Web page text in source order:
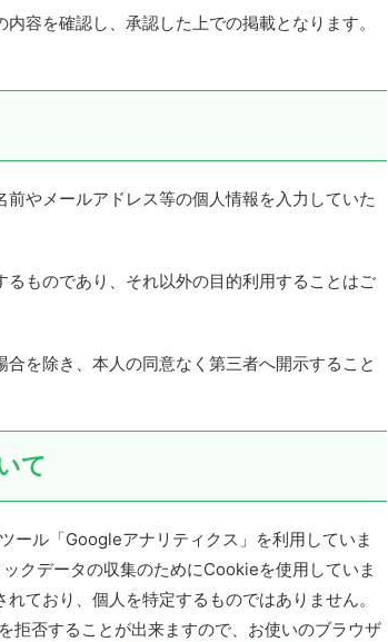
容を確認し、承認した上での掲載となります。
やメールアドレス等の個人情報を入力していた
ものであり、それ以外の目的利用することはご
を除き、本人の同意なく第三者へ開示すること
て
ール「Googleアナリティクス」を利用していま
クデータの収集のためにCookieを使用していま
ており、個人を特定するものではありません。
拒否することが出来ますので、お使いのブラウザ